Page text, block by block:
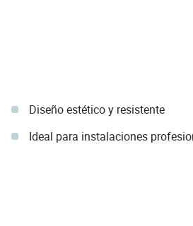
Diseño estético y resistente
Ideal para instalaciones